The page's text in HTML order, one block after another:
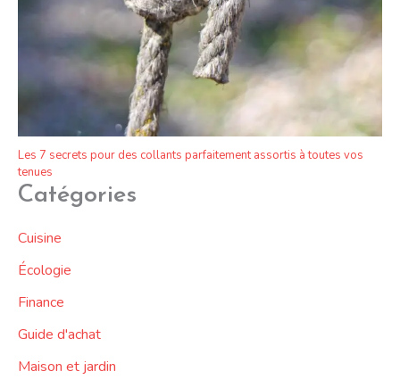
Les 7 secrets pour des collants parfaitement assortis à toutes vos
tenues
Catégories
Cuisine
Écologie
Finance
Guide d'achat
Maison et jardin